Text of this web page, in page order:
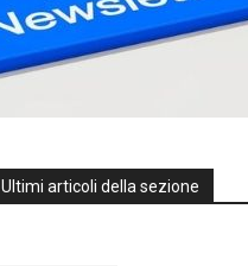
Ultimi articoli della sezione